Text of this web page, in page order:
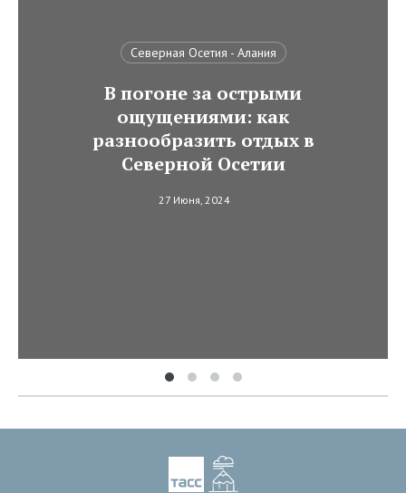
Северная Осетия - Алания
В погоне за острыми
ощущениями: как
разнообразить отдых в
Северной Осетии
27 Июня, 2024